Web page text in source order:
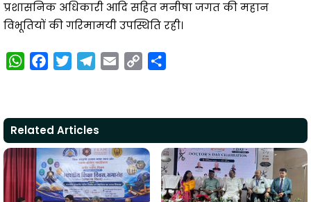
प्रशासनिक अधिकारी आदि सहित मनीषा जगत की महान
विभूतियों की गरिमामयी उपस्थिति रही।
W
t
s
A
p
p
e
b
o
o
k
t
t
e
r
e
g
r
a
m
i
y
i
n
k
r
Related Articles